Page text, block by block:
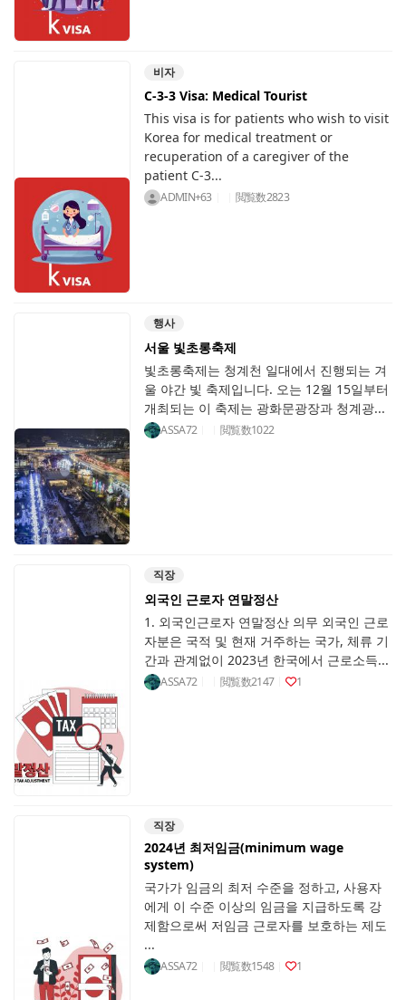
비자
C-3-3 Visa: Medical Tourist
This visa is for patients who wish to visit
Korea for medical treatment or
recuperation of a caregiver of the
patient C-3...
ADMIN+63 閲覧数2823
행사
서울 빛초롱축제
빛초롱축제는 청계천 일대에서 진행되는 겨
울 야간 빛 축제입니다. 오는 12월 15일부터
개최되는 이 축제는 광화문광장과 청계광...
ASSA72 閲覧数1022
직장
외국인 근로자 연말정산
1. 외국인근로자 연말정산 의무 외국인 근로
자분은 국적 및 현재 거주하는 국가, 체류 기
간과 관계없이 2023년 한국에서 근로소득...
ASSA72 閲覧数2147 1
직장
2024년 최저임금(minimum wage
system)
국가가 임금의 최저 수준을 정하고, 사용자
에게 이 수준 이상의 임금을 지급하도록 강
제함으로써 저임금 근로자를 보호하는 제도
...
ASSA72 閲覧数1548 1